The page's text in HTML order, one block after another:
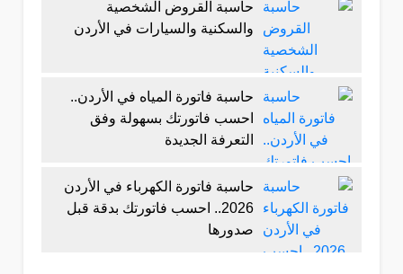
حاسبة القروض الشخصية
والسكنية والسيارات في الأردن
حاسبة فاتورة المياه في الأردن..
احسب فاتورتك بسهولة وفق
التعرفة الجديدة
حاسبة فاتورة الكهرباء في الأردن
2026.. احسب فاتورتك بدقة قبل
صدورها